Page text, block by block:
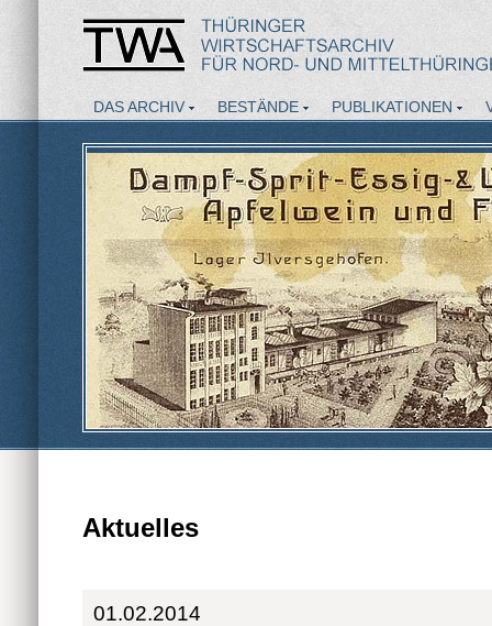
DAS ARCHIV BESTÄNDE PUBLIKATIONEN
Aktuelles
01.02.2014